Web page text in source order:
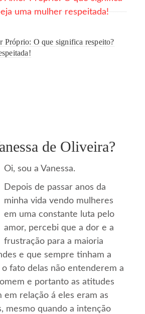
Próprio: O que significa respeito?
de Oliveira?
Oi, sou a Vanessa.
Depois de passar anos da
minha vida vendo mulheres
em uma constante luta pelo
amor, percebi que a dor e a
frustração para a maioria
e que sempre tinham a
o fato delas não entenderem a
e portanto as atitudes
em relação á eles eram as
mesmo quando a intenção